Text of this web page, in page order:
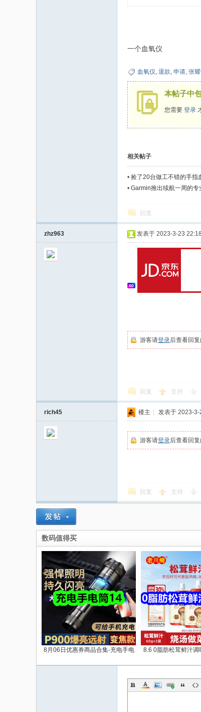
一个血氧仪
血氧仪, 退款, 申请, 张
本帖子中
您需要 登录
相关帖子
• 捡了20台做工不错的手指
• Garmin推出续航一周的
回复
zhz963 发表于 2023-3-23
游客请登录后查看回
回复 支持
rich45 楼主 发表于 2023-
游客请登录后查看回
回复 支持
数码值得买
8月06日优惠券商品合集-充电手电 8.6 0脂肪松茸鲜汁调